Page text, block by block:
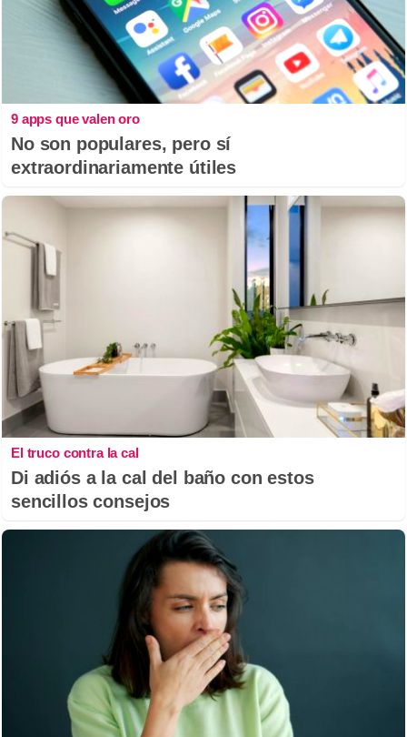
9 apps que valen oro
No son populares, pero sí
extraordinariamente útiles
El truco contra la cal
Di adiós a la cal del baño con estos
sencillos consejos